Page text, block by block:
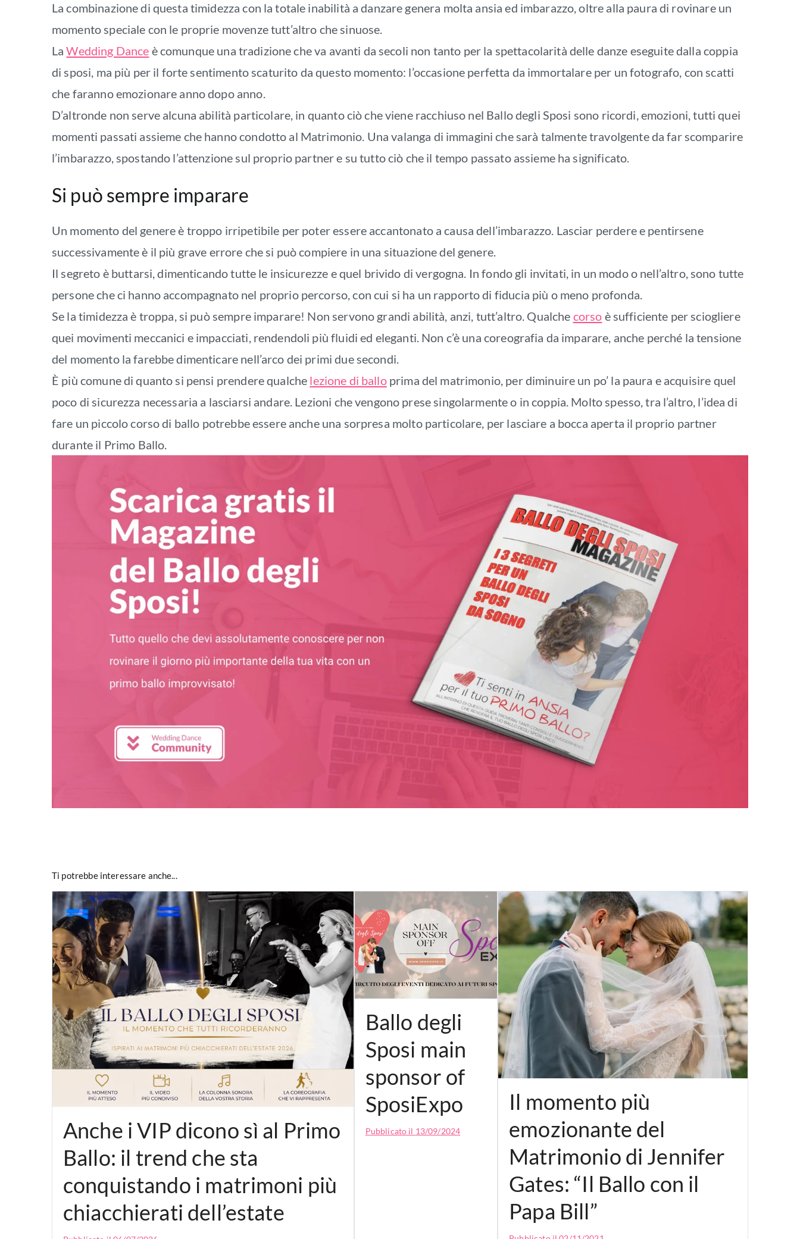
La combinazione di questa timidezza con la totale inabilità a danzare genera molta ansia ed imbarazzo, oltre alla paura di rovinare un
momento speciale con le proprie movenze tutt’altro che sinuose.
LaWedding Dance è comunque una tradizione che va avanti da secoli non tanto per la spettacolarità delle danze eseguite dalla coppia
di sposi, ma più per il forte sentimento scaturito da questo momento: l’occasione perfetta da immortalare per un fotografo, con scatti
che faranno emozionare anno dopo anno.
D’altronde non serve alcuna abilità particolare, in quanto ciò che viene racchiuso nel Ballo degli Sposi sono ricordi, emozioni, tutti quei
momenti passati assieme che hanno condotto al Matrimonio. Una valanga di immagini che sarà talmente travolgente da far scomparire
l’imbarazzo, spostando l’attenzione sul proprio partner e su tutto ciò che il tempo passato assieme ha significato.
Si può sempre imparare
Un momento del genere è troppo irripetibile per poter essere accantonato a causa dell’imbarazzo. Lasciar perdere e pentirsene
successivamente è il più grave errore che si può compiere in una situazione del genere.
Il segreto è buttarsi, dimenticando tutte le insicurezze e quel brivido di vergogna. In fondo gli invitati, in un modo o nell’altro, sono tutte
persone che ci hanno accompagnato nel proprio percorso, con cui si ha un rapporto di fiducia più o meno profonda.
Se la timidezza è troppa, si può sempre imparare! Non servono grandi abilità, anzi, tutt’altro. Qualche corso è sufficiente per sciogliere
quei movimenti meccanici e impacciati, rendendoli più fluidi ed eleganti. Non c’è una coreografia da imparare, anche perché la tensione
del momento la farebbe dimenticare nell’arco dei primi due secondi.
È più comune di quanto si pensi prendere qualche lezione di balloprima del matrimonio, per diminuire un po’ la paura e acquisire quel
poco di sicurezza necessaria a lasciarsi andare. Lezioni che vengono prese singolarmente o in coppia. Molto spesso, tra l’altro, l’idea di
fare un piccolo corso di ballo potrebbe essere anche una sorpresa molto particolare, per lasciare a bocca aperta il proprio partner
durante il Primo Ballo.
Ti potrebbe interessare anche...
Anche i VIP dicono sì al Primo
Ballo: il trend che sta
conquistando i matrimoni più
chiacchierati dell’estate
Ballo degli
Sposi main
sponsor of
SposiExpo
Pubblicato il 13/09/2024
Il momento più
emozionante del
Matrimonio di Jennifer
Gates: “Il Ballo con il
Papa Bill”